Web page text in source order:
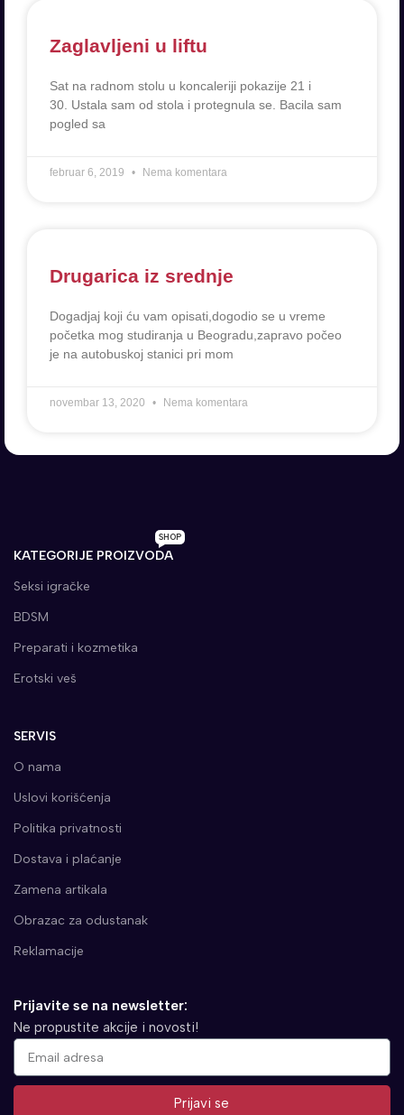
Zaglavljeni u liftu
Sat na radnom stolu u koncaleriji pokazije 21 i
30. Ustala sam od stola i protegnula se. Bacila sam
pogled sa
februar 6, 2019 Nema komentara
Drugarica iz srednje
Dogadjaj koji ću vam opisati,dogodio se u vreme
početka mog studiranja u Beogradu,zapravo počeo
je na autobuskoj stanici pri mom
novembar 13, 2020 Nema komentara
KATEGORIJE PROIZVODA
SHOP
Seksi igračke
BDSM
Preparati i kozmetika
Erotski veš
SERVIS
O nama
Uslovi korišćenja
Politika privatnosti
Dostava i plaćanje
Zamena artikala
Obrazac za odustanak
Reklamacije
Prijavite se na newsletter:
Ne propustite akcije i novosti!
Prijavi se